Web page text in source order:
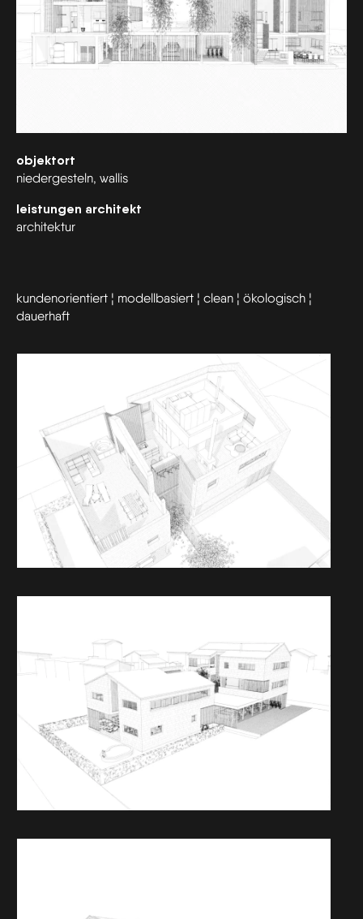
objektort
niedergesteln, wallis
leistungen architekt
architektur
kundenorientiert ¦ modellbasiert ¦ clean ¦ ökologisch ¦
dauerhaft